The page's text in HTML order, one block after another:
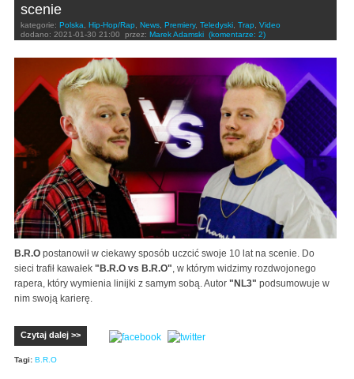
scenie
kategorie: Polska Hip-Hop/Rap News Premiery, Teledyski Trap
Video
dodano: 2021-01-30 21:00 przez: Marek Adamski (komentarze: 2)
B.R.O postanowił w ciekawy sposób uczcić swoje 10 lat na scenie. Do
sieci trafił kawałek "B.R.O vs B.R.O", w którym widzimy rozdwojonego
rapera, który wymienia linijki z samym sobą. Autor "NL3" podsumowuje w
nim swoją karierę.
Czytaj dalej >>
Tagi: B.R.O